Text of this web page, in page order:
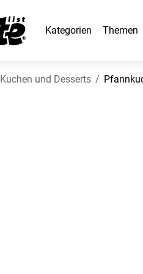
Kategorien Themen
Kuchen und Desserts